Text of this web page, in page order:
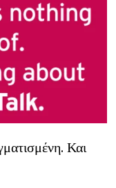
Και